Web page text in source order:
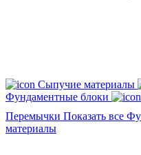
Сыпучие материалы
Фундаментные блоки
Перемычки Показать все
материалы